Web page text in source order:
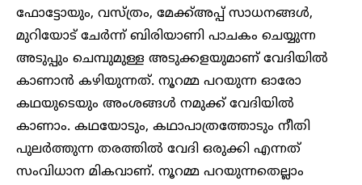
ഫോട്ടോയും, വസ്ത്രം, മേക്ക്അപ്പ് സാധനങ്ങൾ,
മുറിയോട് ചേർന്ന് ബിരിയാണി പാചകം ചെയ്യുന്ന
അടുപ്പും ചെമ്പുമുള്ള അടുക്കളയുമാണ് വേദിയിൽ
കാണാൻ കഴിയുന്നത്. നൂറമ്മ പറയുന്ന ഓരോ
കഥയുടെയും അംശങ്ങൾ നമുക്ക് വേദിയിൽ
കാണാം. കഥയോടും, കഥാപാത്രത്തോടും നീതി
പുലർത്തുന്ന തരത്തിൽ വേദി ഒരുക്കി എന്നത്
സംവിധാന മികവാണ്. നൂറമ്മ പറയുന്നതെല്ലാം